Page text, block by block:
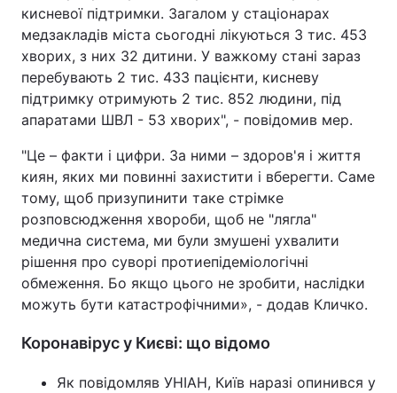
кисневої підтримки. Загалом у стаціонарах
медзакладів міста сьогодні лікуються 3 тис. 453
хворих, з них 32 дитини. У важкому стані зараз
перебувають 2 тис. 433 пацієнти, кисневу
підтримку отримують 2 тис. 852 людини, під
апаратами ШВЛ - 53 хворих", - повідомив мер.
"Це – факти і цифри. За ними – здоров'я і життя
киян, яких ми повинні захистити і вберегти. Саме
тому, щоб призупинити таке стрімке
розповсюдження хвороби, щоб не "лягла"
медична система, ми були змушені ухвалити
рішення про суворі протиепідеміологічні
обмеження. Бо якщо цього не зробити, наслідки
можуть бути катастрофічними», - додав Кличко.
Коронавірус у Києві: що відомо
Як повідомляв УНІАН, Київ наразі опинився у